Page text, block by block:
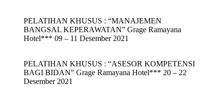
PELATIHAN KHUSUS : “MANAJEMEN
BANGSAL KEPERAWATAN” Grage Ramayana
Hotel*** 09 – 11 Desember 2021
PELATIHAN KHUSUS : “ASESOR KOMPETENSI
BAGI BIDAN” Grage Ramayana Hotel*** 20 – 22
Desember 2021